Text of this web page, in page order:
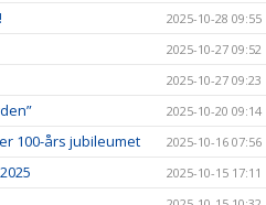
2025-10-28 09:55
2025-10-27 09:52
2025-10-27 09:23
2025-10-20 09:14
100-års jubileumet 2025-10-16 07:56
2025-10-15 17:11